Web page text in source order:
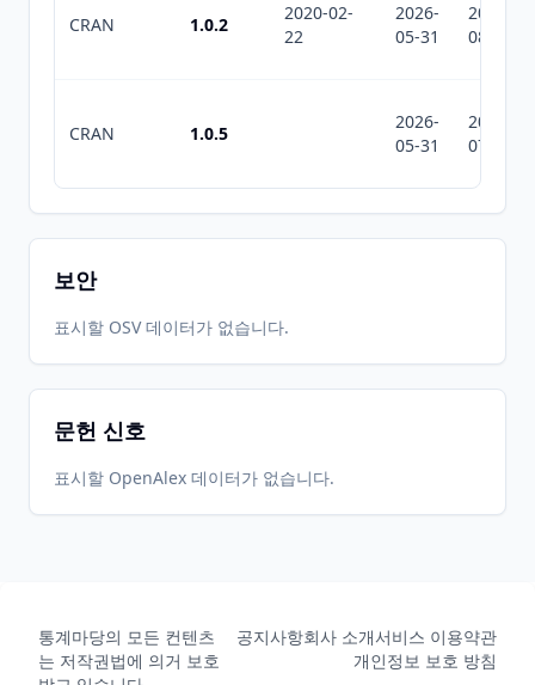
CRAN 1.0.2
2020-02-
22
2026-
05-31
2026-
08-07
CRAN 1.0.5
2026-
05-31
2026-
07-10
보안
표시할 OSV 데이터가 없습니다.
문헌 신호
표시할 OpenAlex 데이터가 없습니다.
통계마당의 모든 컨텐츠
는 저작권법에 의거 보호
공지사항회사 소개서비스 이용약관
개인정보 보호 방침